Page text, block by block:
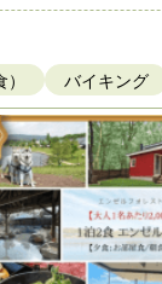
バイキング